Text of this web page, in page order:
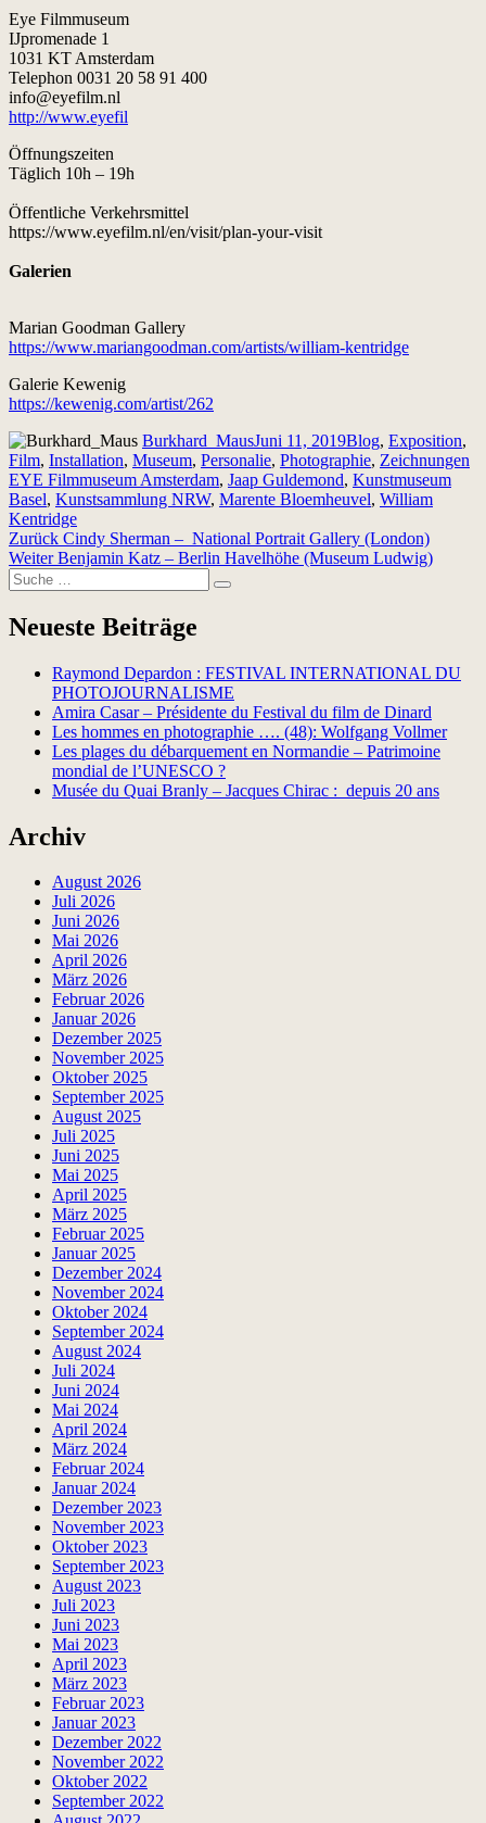
Eye Filmmuseum
IJpromenade 1
1031 KT Amsterdam
Telephon 0031 20 58 91 400
info@eyefilm.nl
http://www.eyefil
Öffnungszeiten
Täglich 10h – 19h
Öffentliche Verkehrsmittel
https://www.eyefilm.nl/en/visit/plan-your-visit
Galerien
Marian Goodman Gallery
https://www.mariangoodman.com/artists/william-kentridge
Galerie Kewenig
https://kewenig.com/artist/262
Autor
Burkhard_MausVeröffentlicht
am
Juni 11, 2019Kategorien
Blog, Exposition,
Film, Installation, Museum, Personalie, Photographie, Zeichnungen
EYE Filmmuseum Amsterdam, Jaap Guldemond, Kunstmuseum
Basel, Kunstsammlung NRW, Marente Bloemheuvel, William
Kentridge
Beitragsnavigation
Zurück Vorheriger
Beitrag:
Cindy Sherman – National Portrait Gallery (London)
Weiter Nächster
Benjamin Katz – Berlin Havelhöhe (Museum Ludwig)
Suche
nach:
Suchen
Neueste Beiträge
Raymond Depardon : FESTIVAL INTERNATIONAL DU
PHOTOJOURNALISME
Amira Casar – Présidente du Festival du film de Dinard
Les hommes en photographie …. (48): Wolfgang Vollmer
Les plages du débarquement en Normandie – Patrimoine
mondial de l’UNESCO ?
Musée du Quai Branly – Jacques Chirac : depuis 20 ans
Archiv
August 2026
Juli 2026
Juni 2026
Mai 2026
April 2026
März 2026
Februar 2026
Januar 2026
Dezember 2025
November 2025
Oktober 2025
September 2025
August 2025
Juli 2025
Juni 2025
Mai 2025
April 2025
März 2025
Februar 2025
Januar 2025
Dezember 2024
November 2024
Oktober 2024
September 2024
August 2024
Juli 2024
Juni 2024
Mai 2024
April 2024
März 2024
Februar 2024
Januar 2024
Dezember 2023
November 2023
Oktober 2023
September 2023
August 2023
Juli 2023
Juni 2023
Mai 2023
April 2023
März 2023
Februar 2023
Januar 2023
Dezember 2022
November 2022
Oktober 2022
September 2022